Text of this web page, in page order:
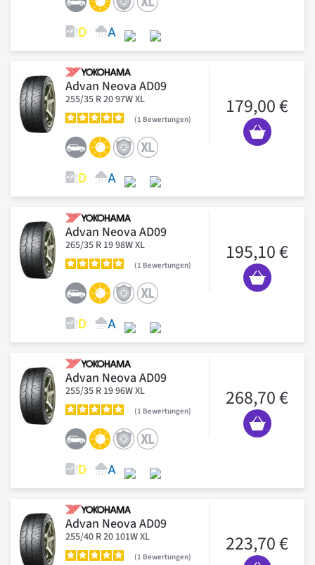
Advan Neova AD09
255/35 R 20 97W XL
1 Bewertungen
179,00 €
Advan Neova AD09
265/35 R 19 98W XL
1 Bewertungen
195,10 €
Advan Neova AD09
255/35 R 19 96W XL
1 Bewertungen
268,70 €
Advan Neova AD09
255/40 R 20 101W XL
1 Bewertungen
223,70 €